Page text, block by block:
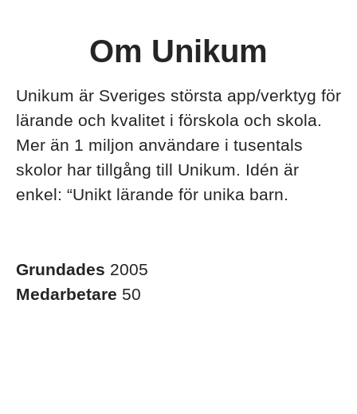
Om Unikum
Unikum är Sveriges största app/verktyg för
lärande och kvalitet i förskola och skola.
Mer än 1 miljon användare i tusentals
skolor har tillgång till Unikum. Idén är
enkel: “Unikt lärande för unika barn.
Grundades 2005
Medarbetare 50